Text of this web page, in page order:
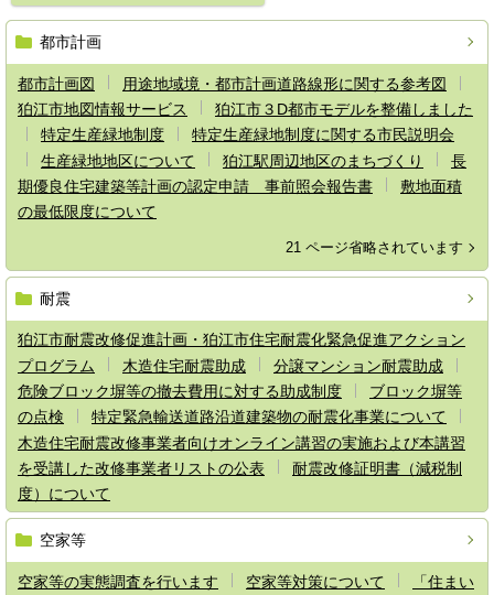
都市計画
都市計画図
用途地域境・都市計画道路線形に関する参考図
狛江市地図情報サービス
狛江市３D都市モデルを整備しました
特定生産緑地制度
特定生産緑地制度に関する市民説明会
生産緑地地区について
狛江駅周辺地区のまちづくり
長
期優良住宅建築等計画の認定申請 事前照会報告書
敷地面積
の最低限度について
21 ページ省略されています
耐震
狛江市耐震改修促進計画・狛江市住宅耐震化緊急促進アクション
プログラム
木造住宅耐震助成
分譲マンション耐震助成
危険ブロック塀等の撤去費用に対する助成制度
ブロック塀等
の点検
特定緊急輸送道路沿道建築物の耐震化事業について
木造住宅耐震改修事業者向けオンライン講習の実施および本講習
を受講した改修事業者リストの公表
耐震改修証明書（減税制
度）について
空家等
空家等の実態調査を行います 空家等対策について
「住まい